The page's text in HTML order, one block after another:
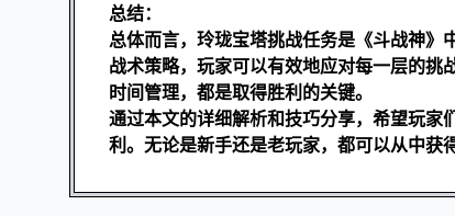
总结：
总体而言，玲珑宝塔挑战任务是《斗战神
战术策略，玩家可以有效地应对每一层的
时间管理，都是取得胜利的关键。
通过本文的详细解析和技巧分享，希望玩家
利。无论是新手还是老玩家，都可以从中获